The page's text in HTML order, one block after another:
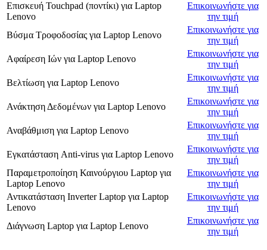
Επισκευή Touchpad (ποντίκι) για Laptop
Lenovo
Επικοινωνήστε για
την τιμή
Βύσμα Τροφοδοσίας για Laptop Lenovo
Επικοινωνήστε για
την τιμή
Αφαίρεση Ιών για Laptop Lenovo
Επικοινωνήστε για
την τιμή
Βελτίωση για Laptop Lenovo
Επικοινωνήστε για
την τιμή
Ανάκτηση Δεδομένων για Laptop Lenovo
Επικοινωνήστε για
την τιμή
Αναβάθμιση για Laptop Lenovo
Επικοινωνήστε για
την τιμή
Εγκατάσταση Anti-virus για Laptop Lenovo
Επικοινωνήστε για
την τιμή
Παραμετροποίηση Καινούργιου Laptop για
Laptop Lenovo
Επικοινωνήστε για
την τιμή
Αντικατάσταση Inverter Laptop για Laptop
Lenovo
Επικοινωνήστε για
την τιμή
Διάγνωση Laptop για Laptop Lenovo
Επικοινωνήστε για
την τιμή